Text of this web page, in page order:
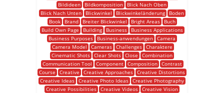
Bildideen
Bildkomposition
Blick Nach Oben
Blick Nach Unten
Blickwinkel Blickwinkeländerung
Boden
Book
Brand Breiter Blickwinkel Bright Areas
Buch
Build Own Page
Building Business
Business Applications
Business Purposes
Business-anwendungen Camera
Camera Model
Cameras Challenges
Charaktere
Cinematic Shots Clear Shots Close
Combination
Communication Tool
Component Composition
Contrast
Course
Creative Creative Approaches Creative Distortions
Creative Ideas Creative Photo Ideas Creative Photography
Creative Possibilities Creative Videos Creative Vision